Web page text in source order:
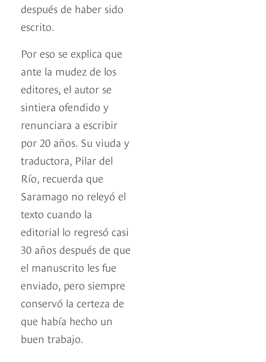
después de haber sido
escrito.
Por eso se explica que
ante la mudez de los
editores, el autor se
sintiera ofendido y
renunciara a escribir
por 20 años. Su viuda y
traductora, Pilar del
Río, recuerda que
Saramago no releyó el
texto cuando la
editorial lo regresó casi
30 años después de que
el manuscrito les fue
enviado, pero siempre
conservó la certeza de
que había hecho un
buen trabajo.